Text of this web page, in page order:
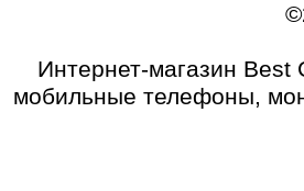
Интернет-магазин Best
мобильные телефоны,